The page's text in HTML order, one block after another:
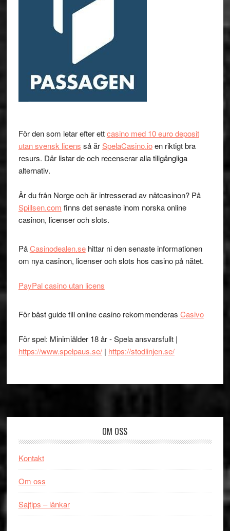
För den som letar efter ettcasino med 10 euro deposit
utan svensk licens så ärSpelaCasino.ioen riktigt bra
resurs. Där listar de och recenserar alla tillgängliga
alternativ.
Är du från Norge och är intresserad av nätcasinon? På
Spillsen.com finns det senaste inom norska online
casinon, licenser och slots.
PåCasinodealen.sehittar ni den senaste informationen
om nya casinon, licenser och slots hos casino på nätet.
PayPal casino utan licens
För bäst guide till online casino rekommenderas Casivo
För spel: Minimiålder 18 år - Spela ansvarsfullt |
https://www.spelpaus.se/| https://stodlinjen.se/
OM OSS
Kontakt
Om oss
Sajtips – länkar